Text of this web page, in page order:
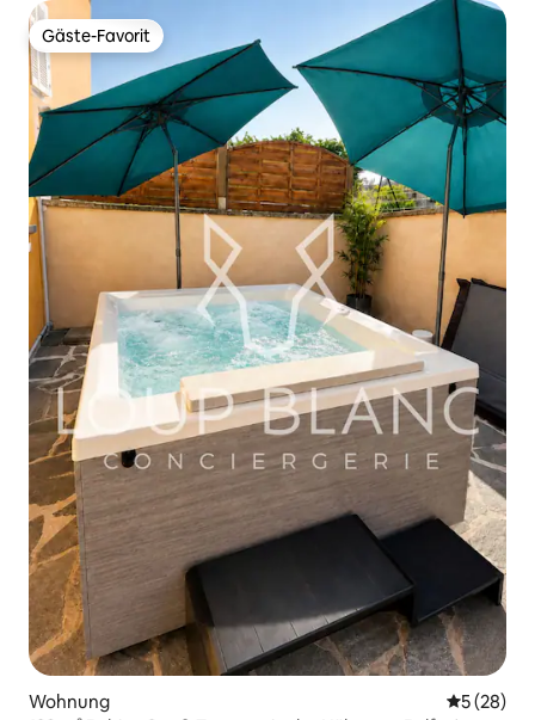
Gäste-Favorit
Gäste-Favorit
Wohnung
5 (28)